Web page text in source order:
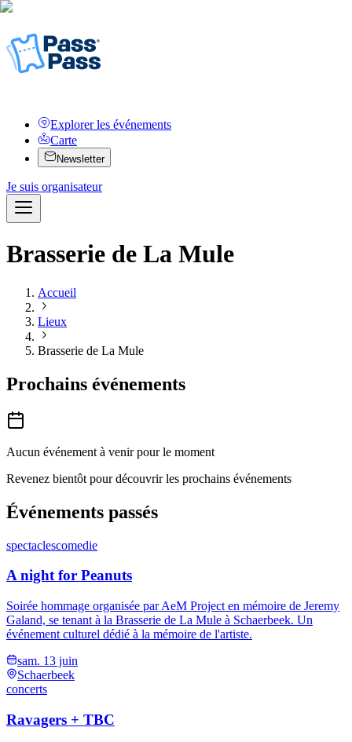
Explorer les événements
Carte
Newsletter
Je suis organisateur
Brasserie de La Mule
Accueil
Lieux
Brasserie de La Mule
Prochains événements
Aucun événement à venir pour le moment
Revenez bientôt pour découvrir les prochains événements
Événements passés
spectaclescomedie
A night for Peanuts
Soirée hommage organisée par AeM Project en mémoire de Jeremy
Galand, se tenant à la Brasserie de La Mule à Schaerbeek. Un
événement culturel dédié à la mémoire de l'artiste.
sam. 13 juin
Schaerbeek
concerts
Ravagers + TBC